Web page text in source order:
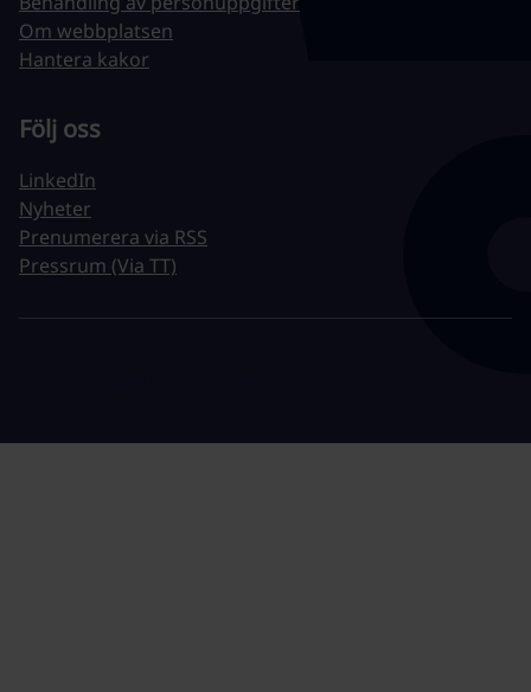
Om webbplatsen
Hantera kakor
Följ oss
LinkedIn
Nyheter
Prenumerera via RSS
Pressrum (Via TT)